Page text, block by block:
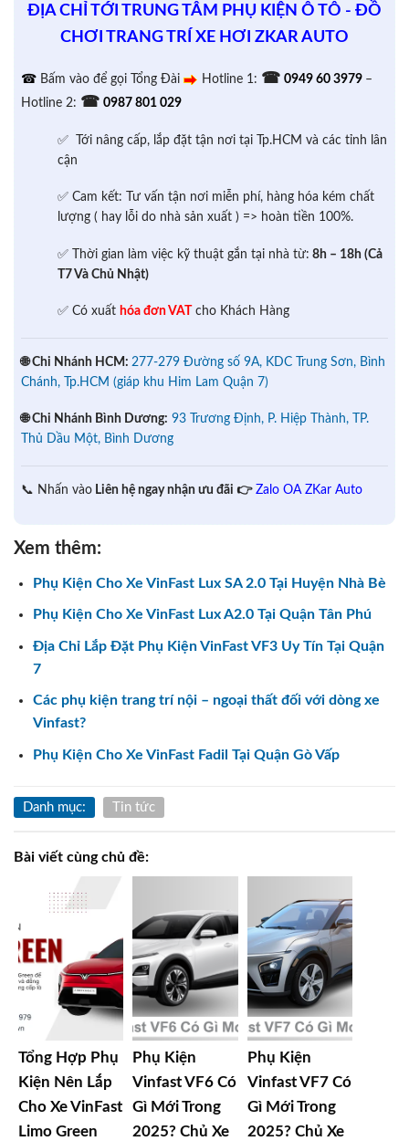
ĐỊA CHỈ TỚI TRUNG TÂM PHỤ KIỆN Ô TÔ - ĐỒ
CHƠI TRANG TRÍ XE HƠI ZKAR AUTO
☎ Bấm vào để gọi Tổng Đài Hotline 1: ☎ 0949 60 3979 –
Hotline 2: ☎ 0987 801 029
✅ Tới nâng cấp, lắp đặt tận nơi tại Tp.HCM và các tỉnh lân
cận
✅ Cam kết: Tư vấn tận nơi miễn phí, hàng hóa kém chất
lượng ( hay lỗi do nhà sản xuất ) => hoàn tiền 100%.
✅ Thời gian làm việc kỹ thuật gắn tại nhà từ: 8h – 18h (Cả
T7 Và Chủ Nhật)
✅ Có xuất hóa đơn VAT cho Khách Hàng
🌐 Chi Nhánh HCM: 277-279 Đường số 9A, KDC Trung Sơn, Bình
Chánh, Tp.HCM (giáp khu Him Lam Quận 7)
🌐 Chi Nhánh Bình Dương: 93 Trương Định, P. Hiệp Thành, TP.
Thủ Dầu Một, Bình Dương
📞 Nhấn vào Liên hệ ngay nhận ưu đãi 👉 Zalo OA ZKar Auto
Xem thêm:
Phụ Kiện Cho Xe VinFast Lux SA 2.0 Tại Huyện Nhà Bè
Phụ Kiện Cho Xe VinFast Lux A2.0 Tại Quận Tân Phú
Địa Chỉ Lắp Đặt Phụ Kiện VinFast VF3 Uy Tín Tại Quận
7
Các phụ kiện trang trí nội – ngoại thất đối với dòng xe
Vinfast?
Phụ Kiện Cho Xe VinFast Fadil Tại Quận Gò Vấp
Danh mục: Tin tức
Bài viết cùng chủ đề:
Tổng Hợp Phụ
Kiện Nên Lắp
Cho Xe VinFast
Limo Green
Phụ Kiện
Vinfast VF6 Có
Gì Mới Trong
2025? Chủ Xe
Phụ Kiện
Vinfast VF7 Có
Gì Mới Trong
2025? Chủ Xe